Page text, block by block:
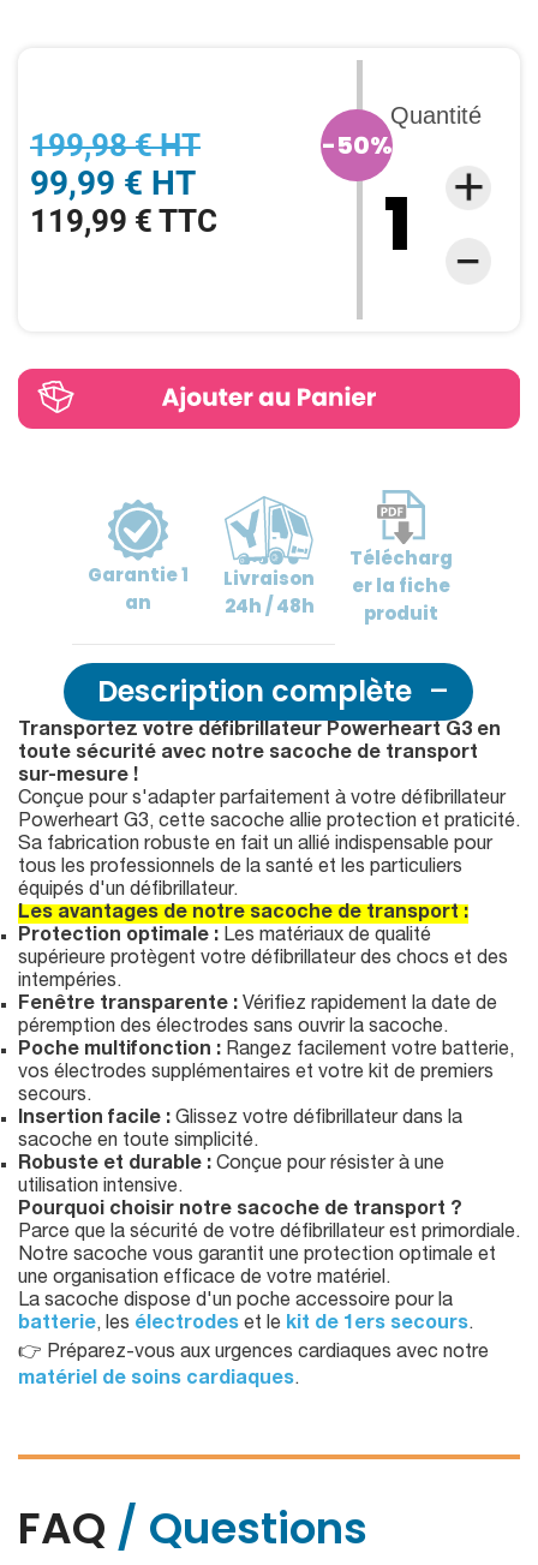
199,98 € HT
99,99 € HT
119,99 € TTC
-50%
Quantité
Garantie1
an
Livraison
24h / 48h
Télécharg
erla fiche
produit
Description complète
Transportez votre défibrillateur Powerheart G3 en
toute sécurité avec notre sacoche de transport
sur-mesure !
Conçue pour s'adapter parfaitement à votre défibrillateur
Powerheart G3, cette sacoche allie protection et praticité.
Sa fabrication robuste en fait un allié indispensable pour
tous les professionnels de la santé et les particuliers
équipés d'un défibrillateur.
Les avantages de notre sacoche de transport :
Protection optimale : Les matériaux de qualité
supérieure protègent votre défibrillateur des chocs et des
intempéries.
Fenêtre transparente : Vérifiez rapidement la date de
péremption des électrodes sans ouvrir la sacoche.
Poche multifonction : Rangez facilement votre batterie,
vos électrodes supplémentaires et votre kit de premiers
secours.
Insertion facile : Glissez votre défibrillateur dans la
sacoche en toute simplicité.
Robuste et durable : Conçue pour résister à une
utilisation intensive.
Pourquoi choisir notre sacoche de transport ?
Parce que la sécurité de votre défibrillateur est primordiale.
Notre sacoche vous garantit une protection optimale et
une organisation efficace de votre matériel.
La sacoche dispose d'un poche accessoire pour la
batterie, les électrodes et le kit de 1ers secours.
👉 Préparez-vous aux urgences cardiaques avec notre
matériel de soins cardiaques.
FAQ / Questions